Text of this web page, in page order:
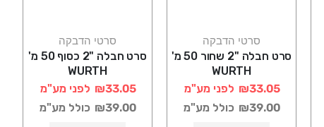
סרטי הדבקה
סרט חבלה "2 שחור 50 מ'
WURTH
₪33.05 לפני מע"מ
₪39.00 כולל מע"מ
סרטי הדבקה
סרט חבלה "2 כסוף 50 מ'
WURTH
₪33.05 לפני מע"מ
₪39.00 כולל מע"מ